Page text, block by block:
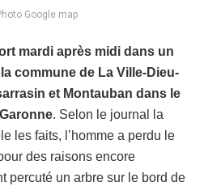
Google map
mardi après midi dans un
commune de La Ville-Dieu-
et Montauban dans le
. Selon le journal la
les faits, l’homme a perdu le
des raisons encore
percuté un arbre sur le bord de